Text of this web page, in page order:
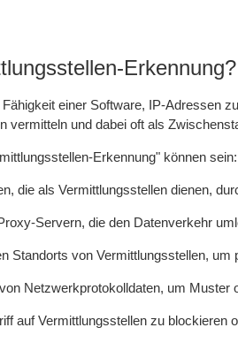
Erkennung?
einer Software, IP-Adressen
und dabei oft als
Erkennung" können sein:
die als Vermittlungsstellen dienen,
Servern, die den Datenverkehr
Standorts von Vermittlungsstellen,
Netzwerkprotokolldaten, um
auf Vermittlungsstellen zu